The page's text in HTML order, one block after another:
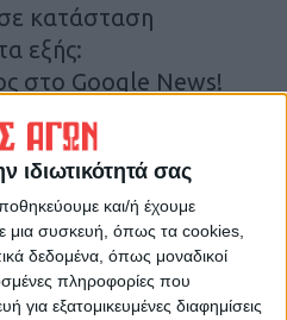
ιδιωτικότητά σας
και/ή έχουμε
μια συσκευή, όπως τα cookies,
δεδομένα, όπως μοναδικοί
πληροφορίες που
για εξατομικευμένες διαφημίσεις
κατάσταση
εξής:
στο Google News!
ιδιότητα του
για στέγαση σε
σίτιση στις λέσχες,
κατηγορίες